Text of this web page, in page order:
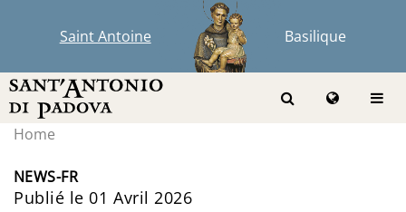
Saint Antoine Basilique
Home
NEWS-FR
Publié le 01 Avril 2026